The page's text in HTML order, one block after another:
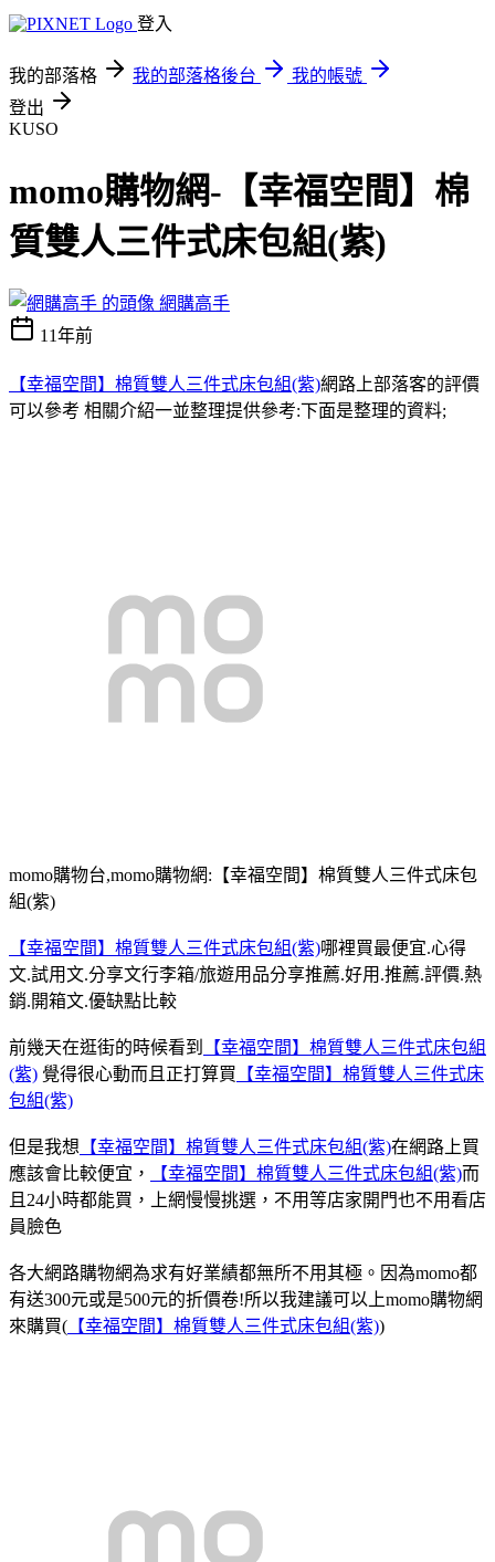
登入
我的部落格 我的部落格後台
我的帳號
登出
KUSO
momo購物網-【幸福空間】棉
質雙人三件式床包組(紫)
網購高手
11年前
【幸福空間】棉質雙人三件式床包組(紫)網路上部落客的評價
可以參考 相關介紹一並整理提供參考:下面是整理的資料;
momo購物台,momo購物網:【幸福空間】棉質雙人三件式床包
組(紫)
【幸福空間】棉質雙人三件式床包組(紫)哪裡買最便宜.心得
文.試用文.分享文行李箱/旅遊用品分享推薦.好用.推薦.評價.熱
銷.開箱文.優缺點比較
前幾天在逛街的時候看到
【幸福空間】棉質雙人三件式床包組
(紫) 覺得很心動而且正打算買 【幸福空間】棉質雙人三件式床
包組(紫)
但是我想 【幸福空間】棉質雙人三件式床包組(紫)在網路上買
應該會比較便宜，
【幸福空間】棉質雙人三件式床包組(紫)而
且24小時都能買，上網慢慢挑選，不用等店家開門也不用看店
員臉色
各大網路購物網為求有好業績都無所不用其極。因為momo都
有送300元或是500元的折價卷!所以我建議可以上momo購物網
來購買( 【幸福空間】棉質雙人三件式床包組(紫))